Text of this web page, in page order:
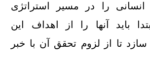
انسانی را در مسیر استراتژی
باید آنها را از اهداف این
سازد تا از لزوم تحقق آن با خبر